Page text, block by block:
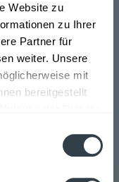
Website zu
zu Ihrer
Partner für
weiter. Unsere
mit
bereitgestellt